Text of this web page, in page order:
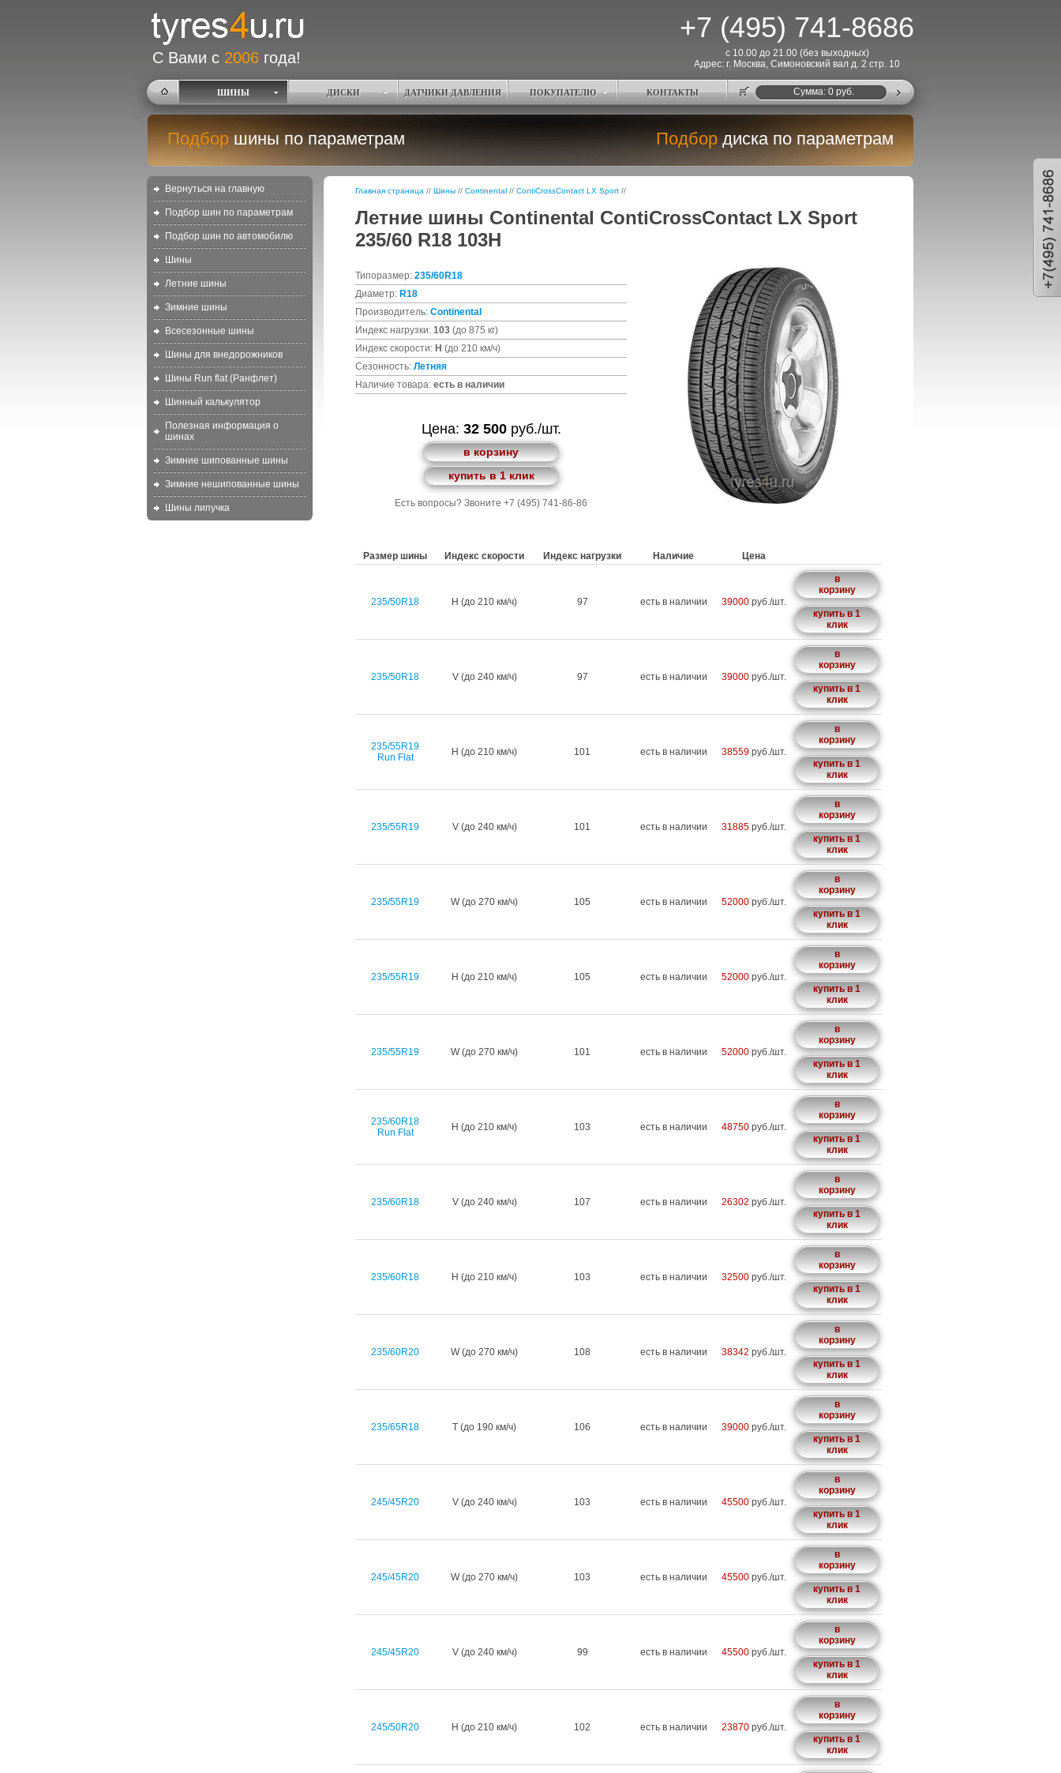
+7 (495) 741-8686
С Вами с 2006 года!
с 10.00 до 21.00 (без выходных)
Адрес: г. Москва, Симоновский вал д. 2 стр. 10
ШИНЫ ДИСКИ ДАТЧИКИ ДАВЛЕНИЯ ПОКУПАТЕЛЮ КОНТАКТЫ Cумма: 0руб.
Подбор шины по параметрам Подбор диска по параметрам
Вернуться на главную
Подбор шин по параметрам
Подбор шин по автомобилю
Шины
Летние шины
Зимние шины
Всесезонные шины
Шины для внедорожников
Шины Run flat (Ранфлет)
Шинный калькулятор
Полезная информация о
шинах
Зимние шипованные шины
Зимние нешипованные шины
Шины липучка
Главная страница // Шины // Continental // ContiCrossContact LX Sport //
Летние шины Continental ContiCrossContact LX Sport
235/60 R18 103H
Типоразмер: 235/60R18
Диаметр: R18
Производитель: Continental
Индекс нагрузки: 103 (до 875 кг)
Индекс скорости: H (до 210 км/ч)
Сезонность: Летняя
Наличие товара: есть в наличии
Цена: 32 500руб./шт.
в корзину
купить в 1 клик
Есть вопросы? Звоните +7 (495) 741-86-86
Размер шины Индекс скорости Индекс нагрузки Наличие Цена
235/50R18 H (до 210 км/ч) 97 есть в наличии 39000 руб./шт.
в
корзину
купить в 1
клик
235/50R18 V (до 240 км/ч) 97 есть в наличии 39000 руб./шт.
в
корзину
купить в 1
клик
235/55R19
Run Flat
H (до 210 км/ч) 101 есть в наличии 38559 руб./шт.
в
корзину
купить в 1
клик
235/55R19 V (до 240 км/ч) 101 есть в наличии 31885 руб./шт.
в
корзину
купить в 1
клик
235/55R19 W (до 270 км/ч) 105 есть в наличии 52000 руб./шт.
в
корзину
купить в 1
клик
235/55R19 H (до 210 км/ч) 105 есть в наличии 52000 руб./шт.
в
корзину
купить в 1
клик
235/55R19 W (до 270 км/ч) 101 есть в наличии 52000 руб./шт.
в
корзину
купить в 1
клик
235/60R18
Run Flat
H (до 210 км/ч) 103 есть в наличии 48750 руб./шт.
в
корзину
купить в 1
клик
235/60R18 V (до 240 км/ч) 107 есть в наличии 26302 руб./шт.
в
корзину
купить в 1
клик
235/60R18 H (до 210 км/ч) 103 есть в наличии 32500 руб./шт.
в
корзину
купить в 1
клик
235/60R20 W (до 270 км/ч) 108 есть в наличии 38342 руб./шт.
в
корзину
купить в 1
клик
235/65R18 T (до 190 км/ч) 106 есть в наличии 39000 руб./шт.
в
корзину
купить в 1
клик
245/45R20 V (до 240 км/ч) 103 есть в наличии 45500 руб./шт.
в
корзину
купить в 1
клик
245/45R20 W (до 270 км/ч) 103 есть в наличии 45500 руб./шт.
в
корзину
купить в 1
клик
245/45R20 V (до 240 км/ч) 99 есть в наличии 45500 руб./шт.
в
корзину
купить в 1
клик
245/50R20 H (до 210 км/ч) 102 есть в наличии 23870 руб./шт.
в
корзину
купить в 1
клик